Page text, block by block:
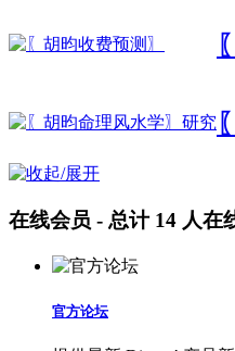
在线会员 - 总计 14 人在
官方论坛